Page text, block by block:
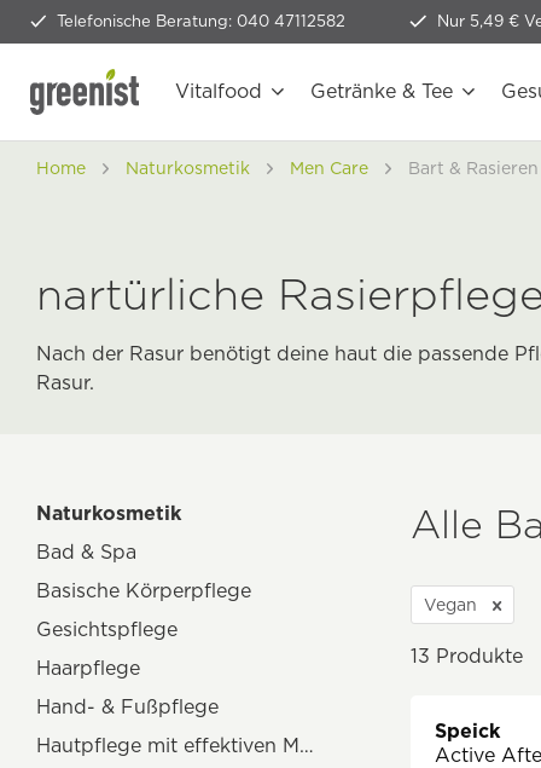
Telefonische Beratung: 040 47112582 Nur 5,49 €
Vitalfood Getränke & Tee
Home Naturkosmetik Men Care Bart & Rasieren
nartürliche
Nach der Rasur benötigt deine haut die passende
Rasur.
Naturkosmetik
Bad & Spa
Basische Körperpflege
Gesichtspflege
Haarpflege
Hand- & Fußpflege
Hautpflege mit effektiven Mikroorganismen
Alle
Vegan
13 Produkte
Speick
Active